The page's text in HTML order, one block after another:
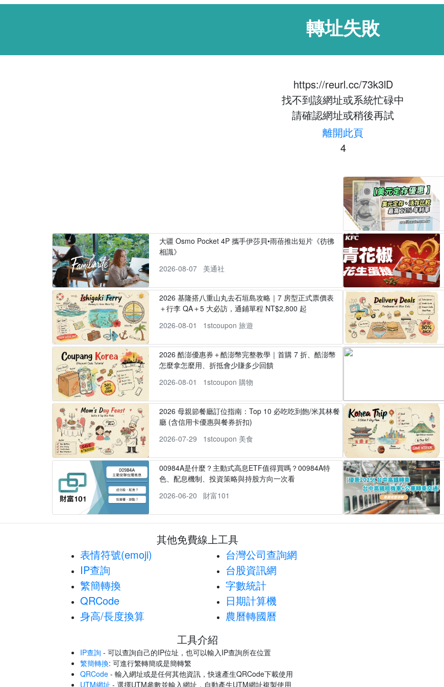
轉址失敗
https://reurl.cc/73k3lD
找不到該網址或系統忙碌中
請確認網址或稍後再試
離開此頁
3
大疆 Osmo Pocket 4P 攜手伊莎貝•雨蓓推出短片《彷彿
相識》
2026-08-07
美通社
2026 基隆搭八重山丸去石垣島攻略｜7 房型正式票價表
＋行李 QA＋5 大必訪，通鋪單程 NT$2,800 起
2026-08-01
1stcoupon 旅遊
2026 酷澎優惠券＋酷澎幣完整教學｜首購 7 折、酷澎幣
怎麼拿怎麼用、折抵會少賺多少回饋
2026-08-01
1stcoupon 購物
2026 母親節餐廳訂位指南：Top 10 必吃吃到飽/米其林餐
廳 (含信用卡優惠與餐券折扣)
2026-07-29
1stcoupon 美食
00984A是什麼？主動式高息ETF值得買嗎？00984A特
色、配息機制、投資策略與持股方向一次看
2026-06-20
財富101
其他免費線上工具
表情符號(emoji)
IP查詢
繁簡轉換
QRCode
身高/長度換算
台灣公司查詢網
台股資訊網
字數統計
日期計算機
農曆轉國曆
工具介紹
IP查詢 - 可以查詢自己的IP位址，也可以輸入IP查詢所在位置
繁簡轉換: 可進行繁轉簡或是簡轉繁
QRCode - 輸入網址或是任何其他資訊，快速產生QRCode下載使用
UTM網址 - 選擇UTM參數並輸入網址，自動產生UTM網址複製使用